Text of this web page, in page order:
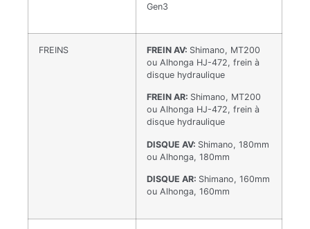
Gen3
FREINS FREIN AV: Shimano, MT200
ou Alhonga HJ-472, frein à
disque hydraulique
FREIN AR: Shimano, MT200
ou Alhonga HJ-472, frein à
disque hydraulique
DISQUE AV: Shimano, 180mm
ou Alhonga, 180mm
DISQUE AR: Shimano, 160mm
ou Alhonga, 160mm